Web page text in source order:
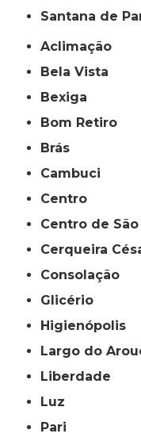
Santana de
Aclimação
Bela Vista
Bexiga
Bom Retiro
Brás
Cambuci
Centro
Centro de
Cerqueira
Consolação
Glicério
Higienópolis
Largo do
Liberdade
Luz
Pari